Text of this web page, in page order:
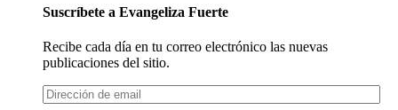
Suscríbete a Evangeliza Fuerte
Recibe cada día en tu correo electrónico las nuevas
publicaciones del sitio.
Dirección